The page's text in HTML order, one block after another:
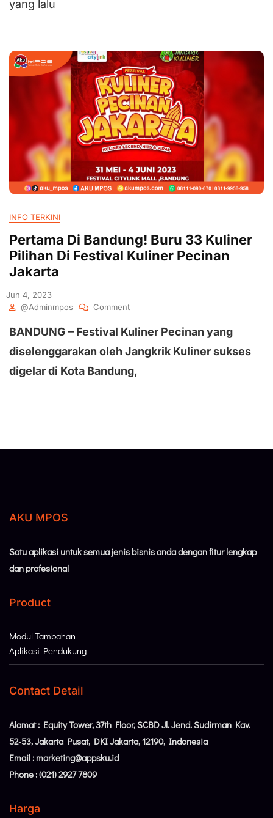
yang lalu
INFO TERKINI
Pertama Di Bandung! Buru 33 Kuliner
Pilihan Di Festival Kuliner Pecinan
Jakarta
Jun 4, 2023
@adminmpos
Comment
BANDUNG – Festival Kuliner Pecinan yang
diselenggarakan oleh Jangkrik Kuliner sukses
digelar di Kota Bandung,
AKU MPOS
Satu aplikasi untuk semua jenis bisnis anda dengan fitur lengkap
dan profesional
Product
Modul Tambahan
Aplikasi Pendukung
Contact Detail
Alamat : Equity Tower, 37th Floor, SCBD Jl. Jend. Sudirman Kav.
52-53, Jakarta Pusat, DKI Jakarta, 12190, Indonesia
Email : marketing@appsku.id
Phone : (021) 2927 7809
Harga